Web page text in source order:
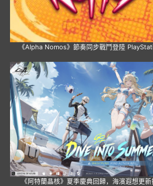
《Alpha Nomos》節奏同步戰鬥登陸
《阿特蘭晶核》夏季慶典回歸，海濱遐想更